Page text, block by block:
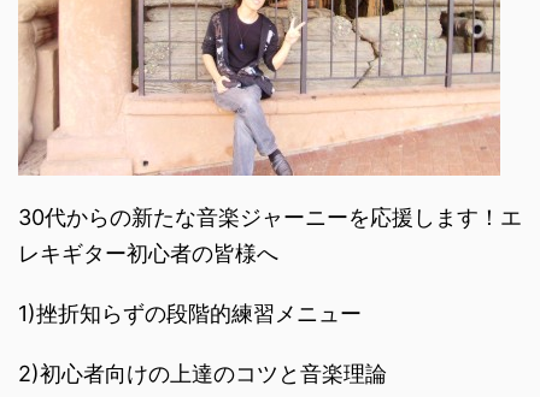
30代からの新たな音楽ジャーニーを応援します！エ
レキギター初心者の皆様へ
1)挫折知らずの段階的練習メニュー
2)初心者向けの上達のコツと音楽理論